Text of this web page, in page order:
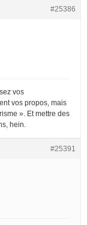
#25386
vos
vos propos, mais
». Et mettre des
hein.
#25391